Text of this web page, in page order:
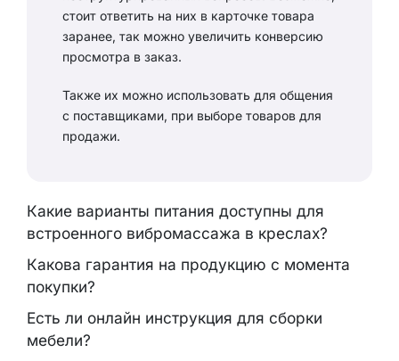
стоит ответить на них в карточке товара
заранее, так можно увеличить конверсию
просмотра в заказ.
Также их можно использовать для общения
с поставщиками, при выборе товаров для
продажи.
Какие варианты питания доступны для
встроенного вибромассажа в креслах?
Какова гарантия на продукцию с момента
покупки?
Есть ли онлайн инструкция для сборки
мебели?